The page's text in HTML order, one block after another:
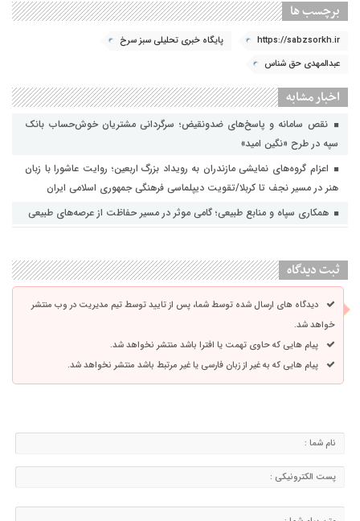
برچسب ها
https://sabzsorkh.ir
پایگاه خبری تحلیلی سبز سرخ
عبدالمهدی حق شناس
اخبار مشابه
نقص سامانه و پاسخ‌های ضدونقیض؛ سرگردانی مشتریان خوش‌حساب بانک
سپه در طرح «نگین امید»
اعزام گروه‌های نمایشی مازندران به رویداد بزرگ اربعین؛ روایت عاشورا با زبان
هنر در مسیر نجف تا کربلا/تقویت دیپلماسی فرهنگی جمهوری اسلامی ایران
همکاری سپاه و منابع طبیعی؛ گامی موثر در مسیر حفاظت از عرصه‌های طبیعی
ثبت دیدگاه
دیدگاه های ارسال شده توسط شما، پس از تایید توسط تیم مدیریت در وب منتشر
خواهد شد.
پیام هایی که حاوی تهمت یا افترا باشد منتشر نخواهد شد.
پیام هایی که به غیر از زبان فارسی یا غیر مرتبط باشد منتشر نخواهد شد.